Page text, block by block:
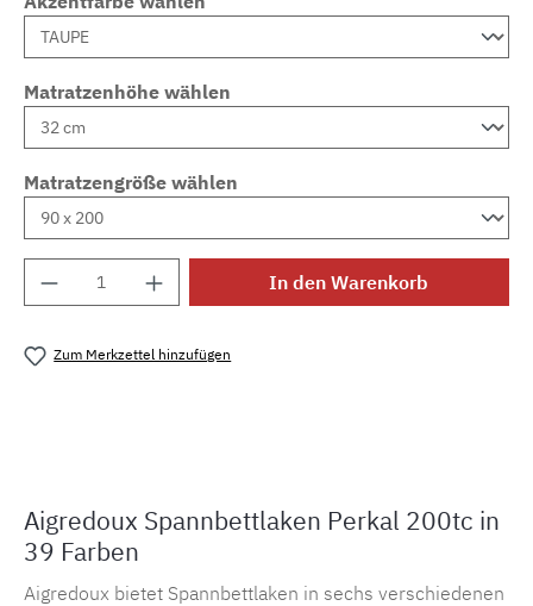
Matratzenhöhe wählen
Matratzengröße wählen
Produkt Anzahl: Gib den gewünschten
In den Warenkorb
Zum Merkzettel hinzufügen
Aigredoux Spannbettlaken Perkal 200tc in
39 Farben
Aigredoux bietet Spannbettlaken in sechs verschiedenen